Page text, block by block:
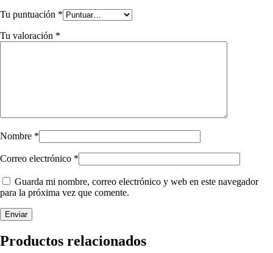
Tu puntuación *
Tu valoración *
Nombre *
Correo electrónico *
Guarda mi nombre, correo electrónico y web en este navegador
para la próxima vez que comente.
Productos relacionados